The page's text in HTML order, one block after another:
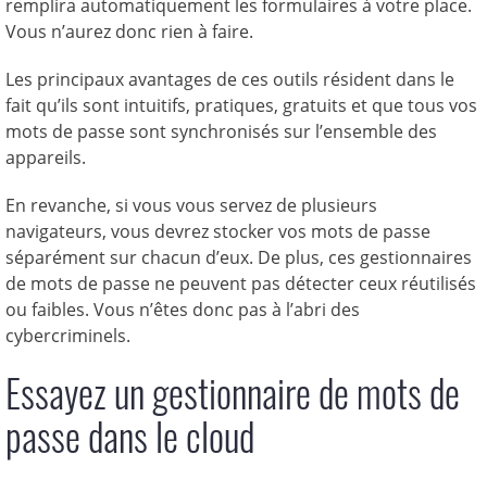
remplira automatiquement les formulaires à votre place.
Vous n’aurez donc rien à faire.
Les principaux avantages de ces outils résident dans le
fait qu’ils sont intuitifs, pratiques, gratuits et que tous vos
mots de passe sont synchronisés sur l’ensemble des
appareils.
En revanche, si vous vous servez de plusieurs
navigateurs, vous devrez stocker vos mots de passe
séparément sur chacun d’eux. De plus, ces gestionnaires
de mots de passe ne peuvent pas détecter ceux réutilisés
ou faibles. Vous n’êtes donc pas à l’abri des
cybercriminels.
Essayez un gestionnaire de mots de
passe dans le cloud